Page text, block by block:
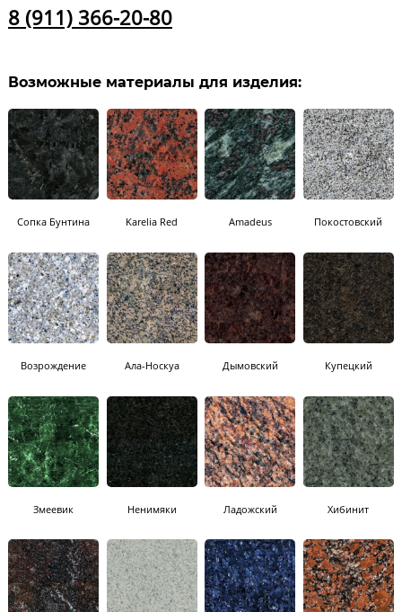
8 (911) 366-20-80
Возможные материалы для изделия:
Сопка Бунтина Karelia Red Amadeus Покостовский
Возрождение Ала-Носкуа Дымовский Купецкий
Змеевик Ненимяки Ладожский Хибинит